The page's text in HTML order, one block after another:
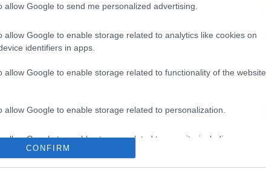
allow Google to send me personalized advertising.
allow Google to enable storage related to analytics like cookies on
identifiers in apps.
allow Google to enable storage related to functionality of the website
allow Google to enable storage related to personalization.
allow Google to enable storage related to security, including
functionality and fraud prevention, and other user protection.
CONFIRM
#ÁRAK #TÖMEGKÖZLEKEDÉS #MA